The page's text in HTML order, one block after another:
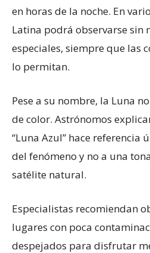
en horas de la noche. En
Latina podrá observarse sin
especiales, siempre que las
lo permitan.
Pese a su nombre, la Luna
de color. Astrónomos
“Luna Azul” hace referencia
del fenómeno y no a una
satélite natural.
Especialistas recomiendan
lugares con poca
despejados para disfrutar